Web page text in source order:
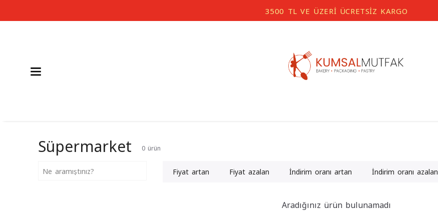
3500 TL VE ÜZERİ ÜCRETSİZ KARGO
Süpermarket 0 ürün
Fiyat artan Fiyat azalan İndirim oranı artan İndirim oranı azalan
Aradığınız ürün bulunamadı